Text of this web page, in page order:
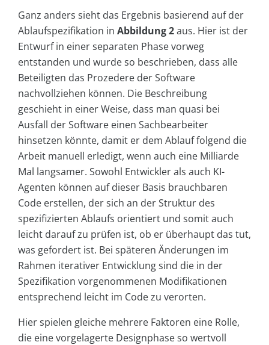
Ganz anders sieht das Ergebnis basierend auf der
Ablaufspezifikation in Abbildung 2aus. Hier ist der
Entwurf in einer separaten Phase vorweg
entstanden und wurde so beschrieben, dass alle
Beteiligten das Prozedere der Software
nachvollziehen können. Die Beschreibung
geschieht in einer Weise, dass man quasi bei
Ausfall der Software einen Sachbearbeiter
hinsetzen könnte, damit er dem Ablauf folgend die
Arbeit manuell erledigt, wenn auch eine Milliarde
Mal langsamer. Sowohl Entwickler als auch KI-
Agenten können auf dieser Basis brauchbaren
Code erstellen, der sich an der Struktur des
spezifizierten Ablaufs orientiert und somit auch
leicht darauf zu prüfen ist, ob er überhaupt das tut,
was gefordert ist. Bei späteren Änderungen im
Rahmen iterativer Entwicklung sind die in der
Spezifikation vorgenommenen Modifikationen
entsprechend leicht im Code zu verorten.
Hier spielen gleiche mehrere Faktoren eine Rolle,
die eine vorgelagerte Designphase so wertvoll